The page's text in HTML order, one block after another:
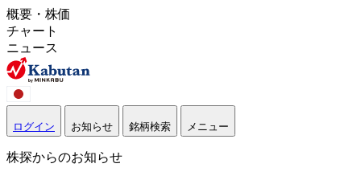
概要・株価
チャート
ニュース
ログイン お知らせ 銘柄検索 メニュー
株探からのお知らせ